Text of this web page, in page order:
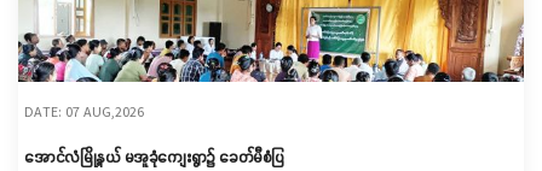
DATE: 07 AUG,2026
အောင်လံမြို့နယ် မအူခုံကျေးရွာ၌ ခေတ်မီစံပြ